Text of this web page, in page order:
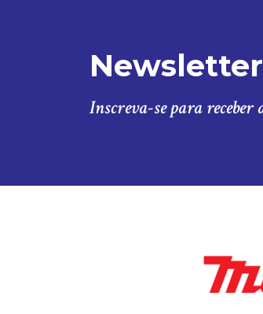
Newsletter
Inscreva-se para receber